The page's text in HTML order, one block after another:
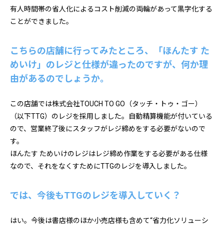
有人時間帯の省人化によるコスト削減の両輪があって黒字化する
ことができました。
こちらの店舗に行ってみたところ、「ほんたす た
めいけ」のレジと仕様が違ったのですが、何か理
由があるのでしょうか。
この店舗では株式会社TOUCH TO GO（タッチ・トゥ・ゴー）
（以下TTG）のレジを採用しました。自動精算機能が付いている
ので、営業終了後にスタッフがレジ締めをする必要がないので
す。
ほんたす ためいけのレジはレジ締め作業をする必要がある仕様
なので、それをなくすためにTTGのレジを導入しました。
では、今後もTTGのレジを導入していく？
はい。今後は書店様のほか小売店様も含めて“省力化ソリューシ